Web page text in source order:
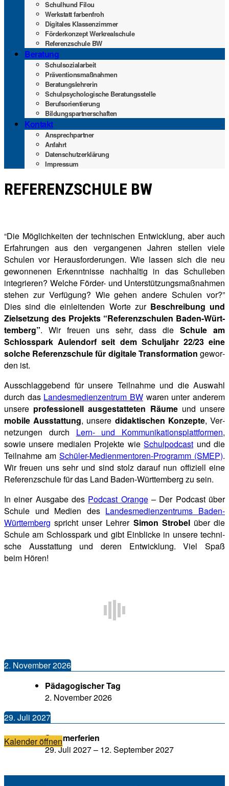
Schul­hund Filou
Werk­statt farbenfroh
Digi­ta­les Klassenzimmer
För­der­kon­zept Werkrealschule
Refe­renz­schu­le BW
Bera­tung
Schul­so­zi­al­ar­beit
Prä­ven­ti­ons­maß­nah­men
Bera­tungs­leh­re­rin
Schul­psy­cho­lo­gi­sche Beratungsstelle
Berufs­ori­en­tie­rung
Bil­dungs­part­ner­schaf­ten
Kon­takt
Ansprech­part­ner
Anfahrt
Daten­schutz­er­klä­rung
Impres­sum
REFE­RENZ­SCHU­LE BW
“Die Mög­lich­kei­ten der tech­ni­schen Ent­wick­lung, aber auch
Erfah­run­gen aus den ver­gan­ge­nen Jah­ren stel­len vie­le
Schu­len vor Her­aus­for­de­run­gen. Wie las­sen sich die neu
gewon­ne­nen Erkennt­nis­se nach­hal­tig in das Schul­le­ben
inte­grie­ren? Wel­che För­der- und Unter­stüt­zungs­maß­nah­men
ste­hen zur Ver­fü­gung? Wie gehen ande­re Schu­len vor?”
Dies sind die ein­lei­ten­den Wor­te zur Beschrei­bung und
Ziel­set­zung des Pro­jekts “Refe­renz­schu­len Baden-Würt­
tem­berg”. Wir freu­en uns sehr, dass die Schu­le am
Schloss­park Aulen­dorf seit dem Schul­jahr 22/23 eine
sol­che Refe­renz­schu­le für digi­ta­le Trans­for­ma­ti­on gewor­
den ist.
Aus­schlag­ge­bend für unse­re Teil­nah­me und die Aus­wahl
durch das Lan­des­me­di­en­zen­trum BW waren unter ande­rem
unse­re pro­fes­sio­nell aus­ge­stat­te­ten Räu­meund unse­re
mobi­le Aus­stat­tung, unse­re didak­ti­schen Kon­zep­te, Ver­
net­zun­gen durch Lern- und Kom­mu­ni­ka­ti­ons­platt­for­men,
sowie unse­re media­len Pro­jek­te wieSchul­pod­cast und die
Teil­nah­me am Schü­ler-Medi­en­men­to­ren-Pro­gramm (SMEP).
Wir freu­en uns sehr und sind stolz dar­auf nun offi­zi­ell eine
Refe­renz­schu­le für das Land Baden-Würt­tem­berg zu sein.
In einer Aus­ga­be des Pod­cast Oran­ge– Der Pod­cast über
Schu­le und Medi­en des Lan­des­me­di­en­zen­trums Baden-
Würt­tem­berg spricht unser Leh­rer Simon Stro­belüber die
Schu­le am Schloss­park und gibt Ein­bli­cke in unse­re tech­ni­
sche Aus­stat­tung und deren Ent­wick­lung. Viel Spaß
beim Hören!
2. Novem­ber 2026
Päd­ago­gi­scher Tag
2. Novem­ber 2026
29. Juli 2027
Som­mer­fe­ri­en
29. Juli 2027– 12. Sep­tem­ber 2027
Kalen­der öffnen